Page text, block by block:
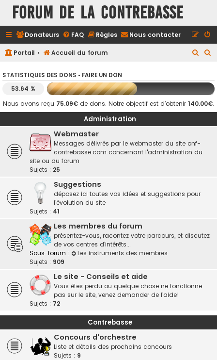
FORUM DE LA CONTREBASSE
Donateurs FAQ Règles Nous contacter
Portail Accueil du forum
h
e
c
e
c
e
STATISTIQUES DES DONS • FAIRE UN DON
53.64 %
Nous avons reçu 75.09€ de dons. Notre objectif est d’obtenir 140.00€.
Administration
Webmaster
Messages délivrés par le webmaster du site onf-
contrebasse.com concernant l'administration du
site ou du forum
Sujets : 25
Suggestions
déposez ici toutes vos idées et suggestions pour
l'évolution du site
Sujets : 41
Les membres du forum
présentez-vous, racontez votre parcours, et discutez
de vos centres d'intérêts...
Sous-forum :
Les instruments des membres
Sujets : 909
Le site - Conseils et aide
Vous êtes perdu ou quelque chose ne fonctionne
pas sur le site, venez demander de l'aide!
Sujets : 72
Contrebasse
Concours d'orchestre
Liste et détails des prochains concours
Sujets : 9